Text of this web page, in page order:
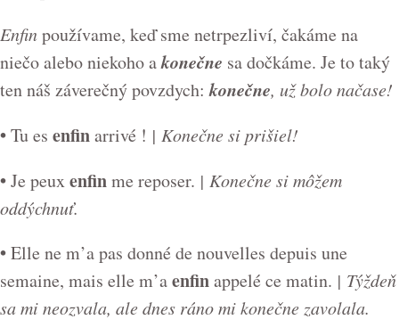
Enfinpoužívame, keď sme netrpezliví, čakáme na
niečo alebo niekoho akonečne sa dočkáme. Je to taký
ten náš záverečný povzdych:konečne, už bolo načase!
•Tu es enfinarrivé ! | Konečne si prišiel!
•Je peuxenfinme reposer. | Konečne si môžem
oddýchnuť.
•Elle ne m’a pas donné de nouvelles depuis une
semaine, mais elle m’aenfinappelé ce matin. | Týždeň
sa mi neozvala, ale dnes ráno mi konečne zavolala.